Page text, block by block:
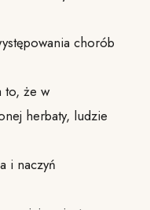
chorób
to, że w
herbaty, ludzie
i naczyń